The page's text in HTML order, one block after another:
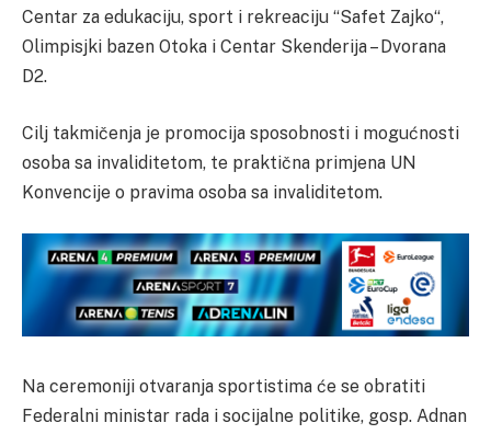
Centar za edukaciju, sport i rekreaciju “Safet Zajko“,
Olimpisjki bazen Otoka i Centar Skenderija – Dvorana
D2.
Cilj takmičenja je promocija sposobnosti i mogućnosti
osoba sa invaliditetom, te praktična primjena UN
Konvencije o pravima osoba sa invaliditetom.
Na ceremoniji otvaranja sportistima će se obratiti
Federalni ministar rada i socijalne politike, gosp. Adnan